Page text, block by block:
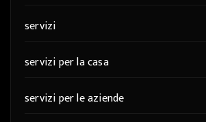
servizi
servizi per la casa
servizi per le aziende